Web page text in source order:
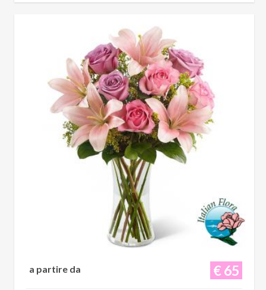
€ 65
a partire da